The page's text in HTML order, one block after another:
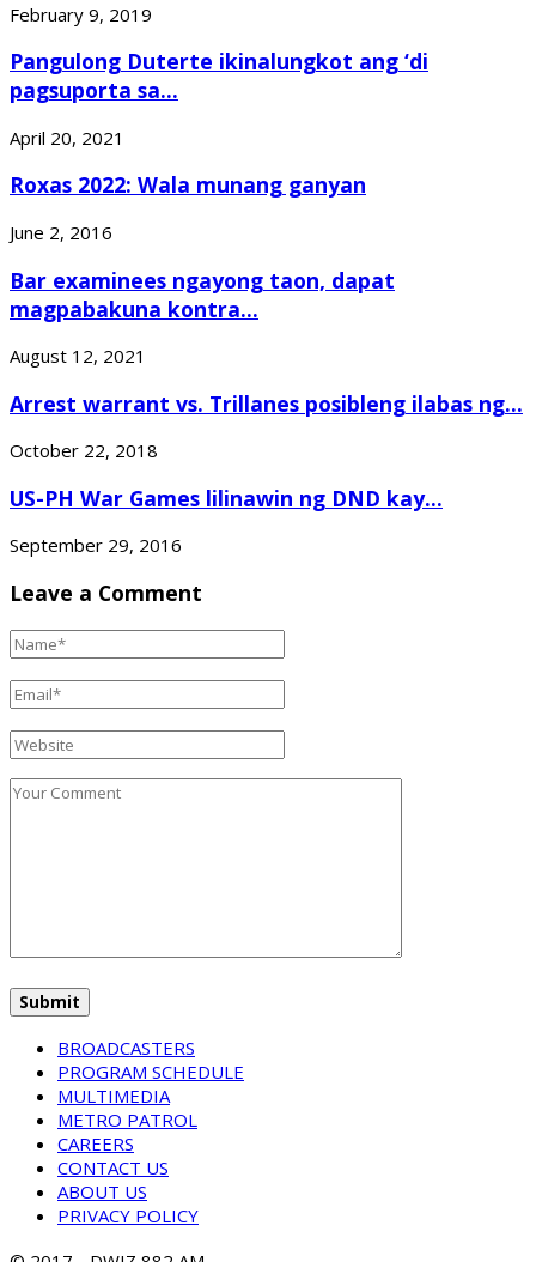
February 9, 2019
Pangulong Duterte ikinalungkot ang ‘di
pagsuporta sa...
April 20, 2021
Roxas 2022: Wala munang ganyan
June 2, 2016
Bar examinees ngayong taon, dapat
magpabakuna kontra...
August 12, 2021
Arrest warrant vs. Trillanes posibleng ilabas ng...
October 22, 2018
US-PH War Games lilinawin ng DND kay...
September 29, 2016
Leave a Comment
BROADCASTERS
PROGRAM SCHEDULE
MULTIMEDIA
METRO PATROL
CAREERS
CONTACT US
ABOUT US
PRIVACY POLICY